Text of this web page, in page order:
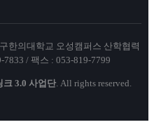
한의대학교 오성캠퍼스 산학협력
/ 팩스 : 053-819-7799
3.0 사업단. All rights reserved.